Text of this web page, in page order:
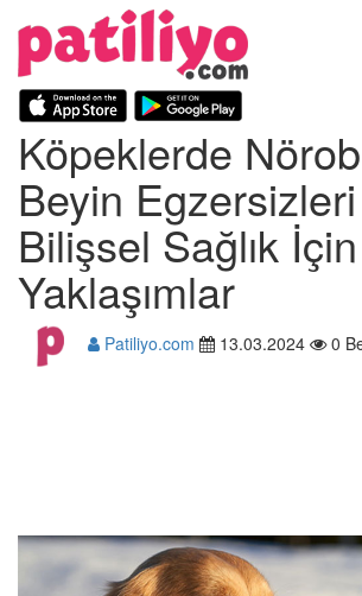
Köpeklerde
Beyin
Bilişsel Sağlık İçin
Yaklaşımlar
Patiliyo.com 13.03.2024 0